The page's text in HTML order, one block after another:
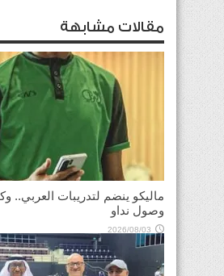
مقالات مشابهة
ماليكو ينضم لتدريبات العربي..
وصول نداو
2026/08/03